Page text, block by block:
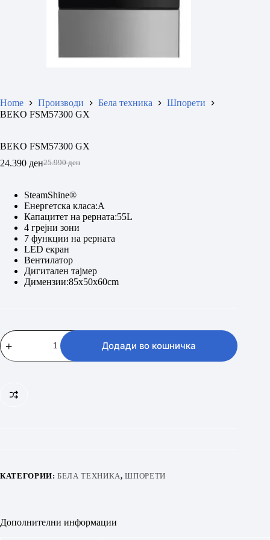
Home Производи Бела техника
Шпорети
BEKO FSM57300 GX
BEKO FSM57300 GX
25.990ден
Original
25.990 ден.
24.390 денCurrent
24.390 ден.
SteamShine®
Eнергетска класа:A
Капацитет на рерната:55L
4 грејни зони
7 функции на рерната
LED екран
Вентилатор
Дигитален тајмер
Димензии:85х50х60cm
BEKO
FSM57300
GX
Додади во кошничка
КАТЕГОРИИ:БЕЛА ТЕХНИКА,ШПОРЕТИ
Дополнителни информации